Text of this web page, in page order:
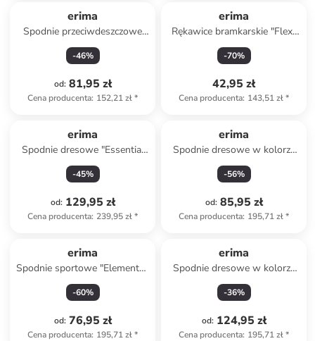
erima
Spodnie przeciwdeszczowe
"Team" w kolorze czarnym
-46%
od: 81,95 zł
Cena producenta: 152,21 zł*
erima
Rękawice bramkarskie "Flex-
Ray" w kolorze szaro-
niebieskim
-70%
42,95 zł
Cena producenta: 143,51 zł*
erima
Spodnie dresowe "Essential
Team" w kolorze czarnym
-45%
od: 129,95 zł
Cena producenta: 239,95 zł*
erima
Spodnie dresowe w kolorze
czarnym
-56%
od: 85,95 zł
Cena producenta: 195,71 zł*
erima
Spodnie sportowe "Elemental"
w kolorze czarnym
-60%
od: 76,95 zł
Cena producenta: 195,71 zł*
erima
Spodnie dresowe w kolorze
czarnym
-36%
od: 124,95 zł
Cena producenta: 195,71 zł*